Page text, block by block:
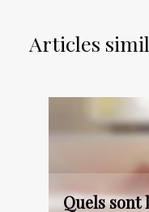
Articles
Quels sont